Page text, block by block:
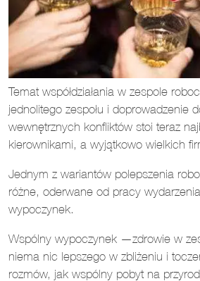
Temat współdziałania w zespole
jednolitego zespołu i doprowadzenie
wewnętrznych konfliktów stoi teraz
kierownikami, a wyjątkowo wielkich
Jednym z wariantów polepszenia
różne, oderwane od pracy
wypoczynek.
Wspólny wypoczynek —zdrowie w
niema nic lepszego w zbliżeniu i
rozmów, jak wspólny pobyt na